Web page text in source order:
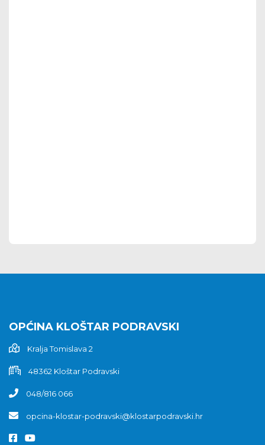
OPĆINA KLOŠTAR PODRAVSKI
Kralja Tomislava 2
48362 Kloštar Podravski
048/816 066
opcina-klostar-podravski@klostarpodravski.hr